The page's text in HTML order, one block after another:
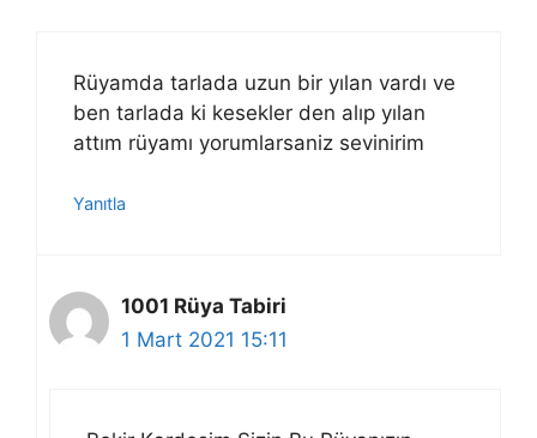
Rüyamda tarlada uzun bir yılan vardı ve
ben tarlada ki kesekler den alıp yılan
attım rüyamı yorumlarsaniz sevinirim
Yanıtla
1001 Rüya Tabiri
1 Mart 2021 15:11